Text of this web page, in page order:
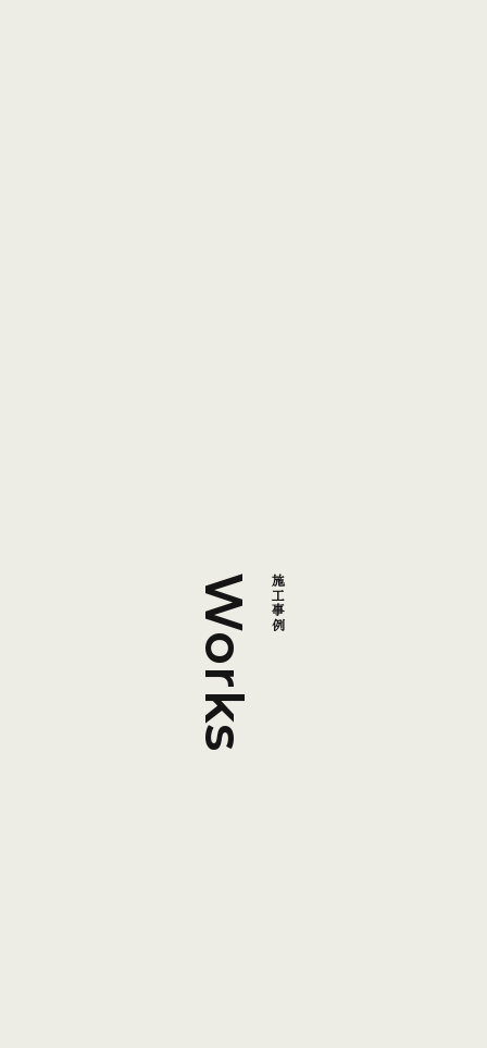
施工事例
Works